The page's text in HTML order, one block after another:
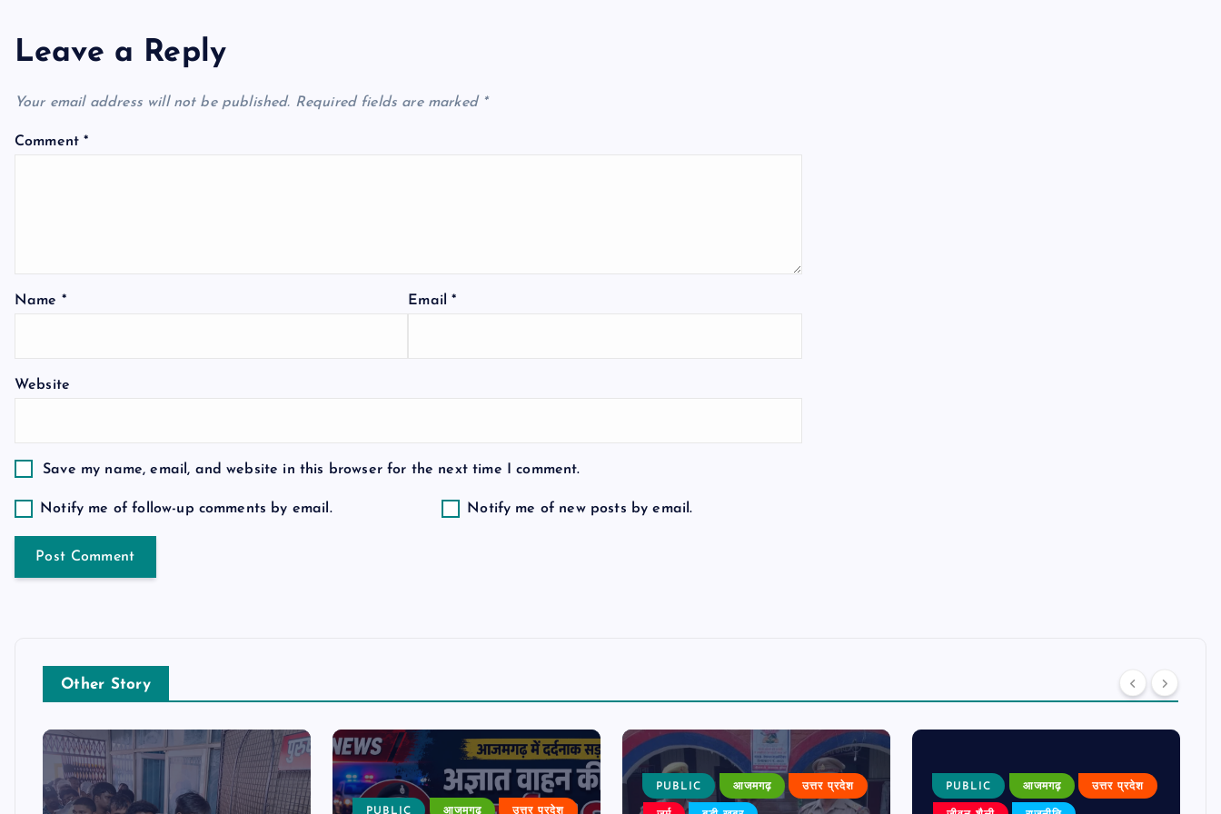
n
a
v
a
i
o
n
Leave a Reply
Your email address will not be published. Required fields are marked *
Comment*
Name * Email*
Website
Save my name, email, and website in this browser for the next time I comment.
Notify me of follow-up comments by email. Notify me of new posts by email.
Other Story
PUBLIC आजमगढ़ उत्तर प्रदेश
PUBLIC आजमगढ़ उत्तर प्रदेश PUBLIC आजमगढ़ उत्तर प्रदेश